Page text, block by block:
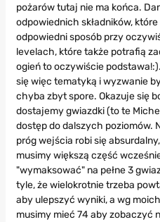
pożarów tutaj nie ma końca.
odpowiednich składników,
odpowiedni sposób przy
levelach, które także potrafią
ogień to oczywiście
się więc tematyką i wyzwanie
chyba zbyt spore. Okazuje się
dostajemy gwiazdki (to te
dostęp do dalszych poziomów.
próg wejścia robi się
musimy większą część
"wymaksować" na pełne 3
tyle, że wielokrotnie trzeba
aby ulepszyć wyniki, a wg
musimy mieć 74 aby zobaczyć